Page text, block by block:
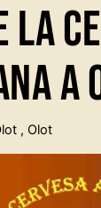
la
a
, Olot